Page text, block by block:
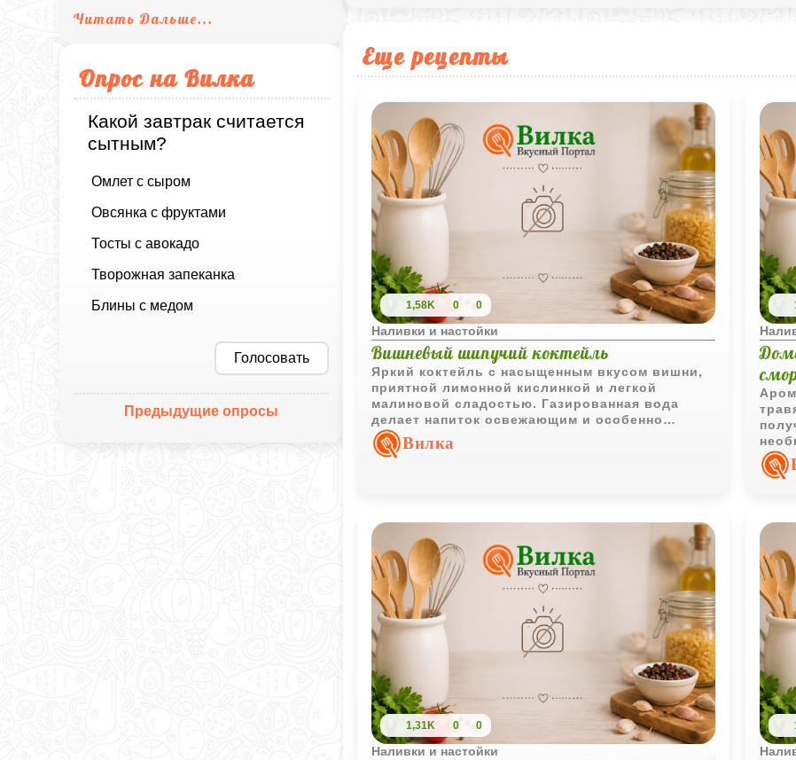
Читать Дальше...
Опрос на Вилка
Какой завтрак считается
сытным?
Омлет с сыром
Овсянка с фруктами
Тосты с авокадо
Творожная запеканка
Блины с медом
Голосовать
Предыдущие опросы
Еще рецепты
1,58K 0 0
Наливки и настойки
Вишневый шипучий коктейль
Яркий коктейль с насыщенным вкусом вишни,
приятной лимонной кислинкой и легкой
малиновой сладостью. Газированная вода
делает напиток освежающим и особенно
приятным для подачи в жаркую погоду.
Вилка
1,31K 0 0
Наливки и настойки